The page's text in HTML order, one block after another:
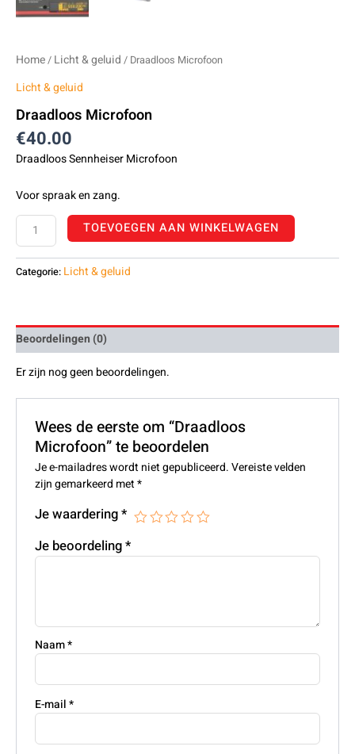
Home/ Licht & geluid / Draadloos Microfoon
Licht & geluid
Draadloos Microfoon
€40.00
Draadloos Sennheiser Microfoon
Voor spraak en zang.
TOEVOEGEN AAN WINKELWAGEN
Categorie: Licht & geluid
Beoordelingen (0)
Er zijn nog geen beoordelingen.
Wees de eerste om “Draadloos
Microfoon” te beoordelen
Je e-mailadres wordt niet gepubliceerd. Vereiste velden
zijn gemarkeerd met*
Je waardering*
Je beoordeling*
Naam*
E-mail*